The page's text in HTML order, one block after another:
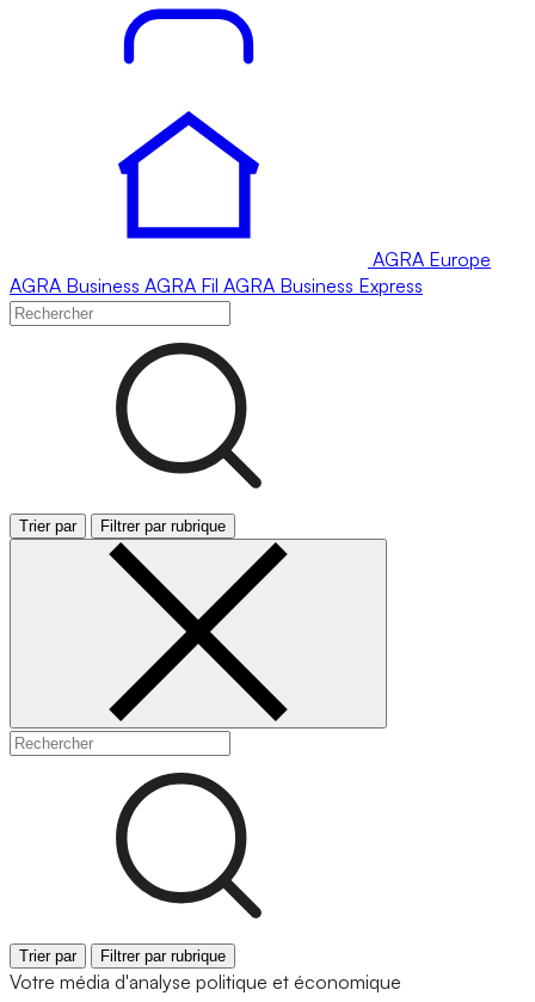
AGRA Europe
AGRA Business AGRA Fil AGRA Business Express
Trier par Filtrer par rubrique
Trier par Filtrer par rubrique
Votre média d'analyse politique et économique